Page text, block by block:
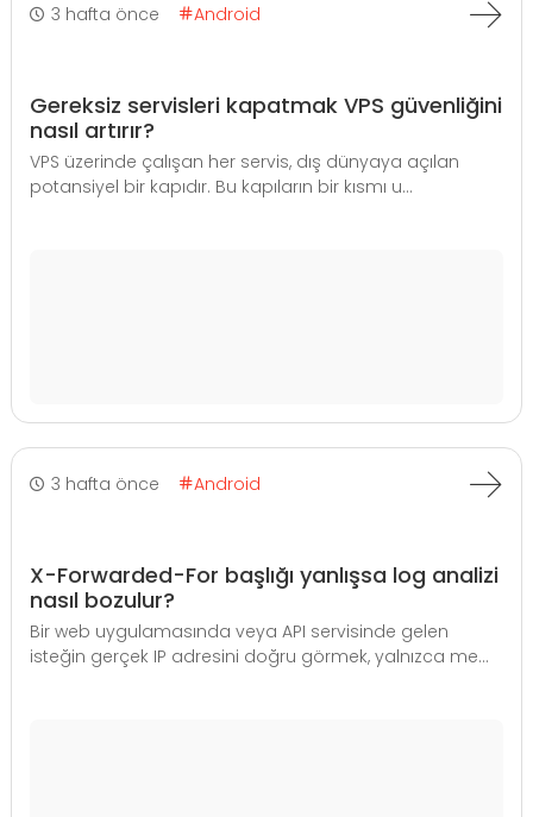
3 hafta önce Android
Gereksiz servisleri kapatmak VPS güvenliğini
nasıl artırır?
VPS üzerinde çalışan her servis, dış dünyaya açılan
potansiyel bir kapıdır. Bu kapıların bir kısmı u...
3 hafta önce Android
X-Forwarded-For başlığı yanlışsa log analizi
nasıl bozulur?
Bir web uygulamasında veya API servisinde gelen
isteğin gerçek IP adresini doğru görmek, yalnızca me...